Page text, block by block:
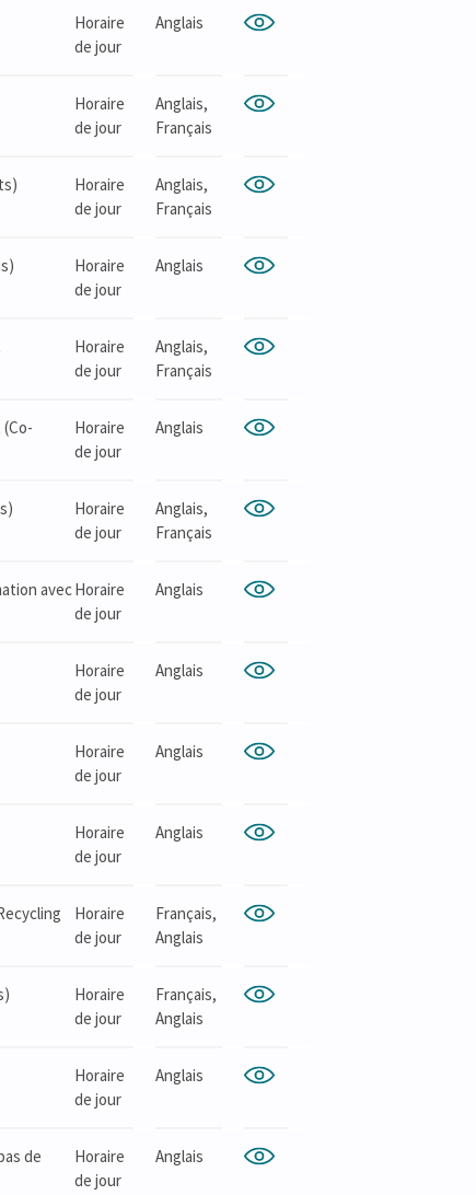
Horaire
de jour
Anglais
Horaire
de jour
Anglais,
Français
Horaire
de jour
Anglais,
Français
Horaire
de jour
Anglais
Horaire
de jour
Anglais,
Français
Horaire
de jour
Anglais
Horaire
de jour
Anglais,
Français
avecHoraire
de jour
Anglais
Horaire
de jour
Anglais
Horaire
de jour
Anglais
Horaire
de jour
Anglais
Horaire
de jour
Français,
Anglais
Horaire
de jour
Français,
Anglais
Horaire
de jour
Anglais
de
Horaire
de jour
Anglais